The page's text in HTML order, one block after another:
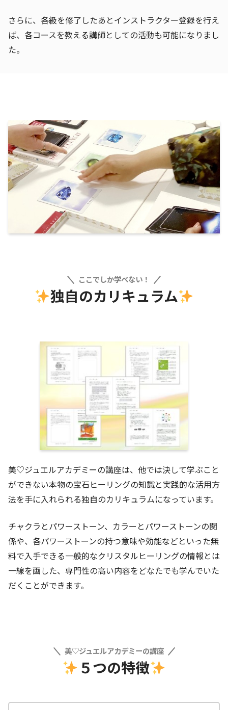
さらに、各級を修了したあとインストラクター登録を行え
ば、各コースを教える講師としての活動も可能になりまし
た。
ここでしか学べない！
独自のカリキュラム
美♡ジュエルアカデミーの講座は、他では決して学ぶこと
ができない本物の宝石ヒーリングの知識と実践的な活用方
法を手に入れられる独自のカリキュラムになっています。
チャクラとパワーストーン、カラーとパワーストーンの関
係や、各パワーストーンの持つ意味や効能などといった無
料で入手できる一般的なクリスタルヒーリングの情報とは
一線を画した、専門性の高い内容をどなたでも学んでいた
だくことができます。
美♡ジュエルアカデミーの講座
５つの特徴